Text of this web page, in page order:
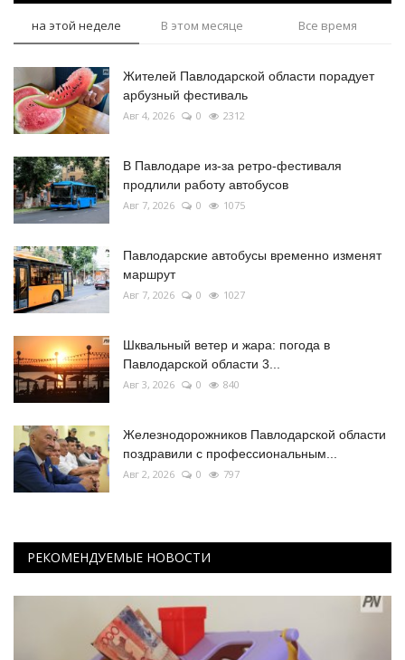
на этой неделе В этом месяце Все время
Жителей Павлодарской области порадует
арбузный фестиваль
Авг 4, 2026 0 2312
В Павлодаре из-за ретро-фестиваля
продлили работу автобусов
Авг 7, 2026 0 1075
Павлодарские автобусы временно изменят
маршрут
Авг 7, 2026 0 1027
Шквальный ветер и жара: погода в
Павлодарской области 3...
Авг 3, 2026 0 840
Железнодорожников Павлодарской области
поздравили с профессиональным...
Авг 2, 2026 0 797
РЕКОМЕНДУЕМЫЕ НОВОСТИ